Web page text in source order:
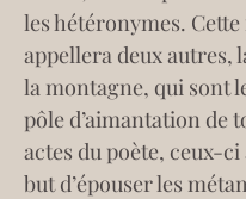
les hétéronymes.
appellera deux autres,
la montagne, qui sont
pôle d’aimantation de
actes du poète, ceux-
but d’épouser les